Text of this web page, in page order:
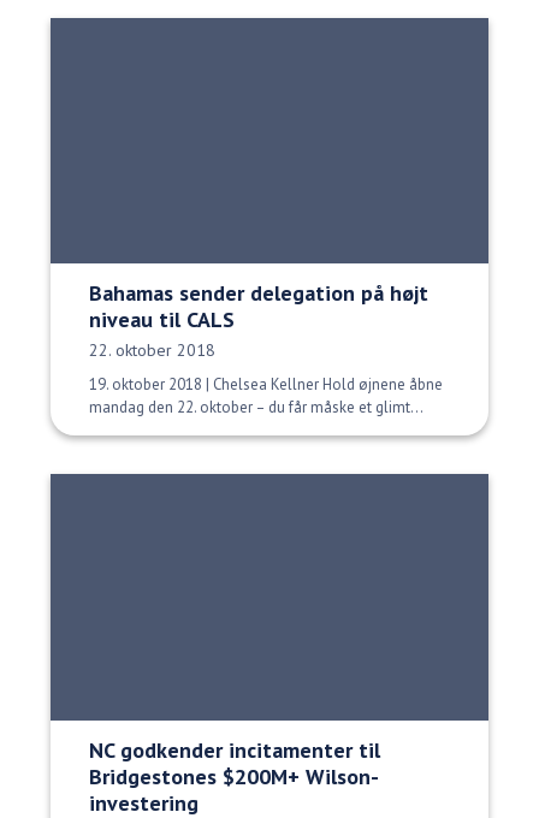
Bahamas sender delegation på højt
niveau til CALS
Udgivelsesdato:
22. oktober 2018
19. oktober 2018 | Chelsea Kellner Hold øjnene åbne
mandag den 22. oktober – du får måske et glimt...
NC godkender incitamenter til
Bridgestones $200M+ Wilson-
investering